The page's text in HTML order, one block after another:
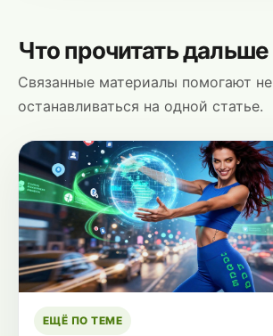
Что прочитать дальше
Связанные материалы помогают не
останавливаться на одной статье.
ЕЩЁ ПО ТЕМЕ